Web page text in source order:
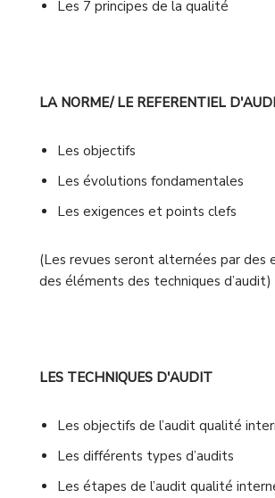
Les 7 principes de la qualité
LA NORME/ LE REFERENTIEL
Les objectifs
Les évolutions fondamentales
Les exigences et points clefs
(Les revues seront alternées par des
des éléments des techniques d’audit)
LES TECHNIQUES D'AUDIT
Les objectifs de l’audit qualité
Les différents types d’audits
Les étapes de l’audit qualité